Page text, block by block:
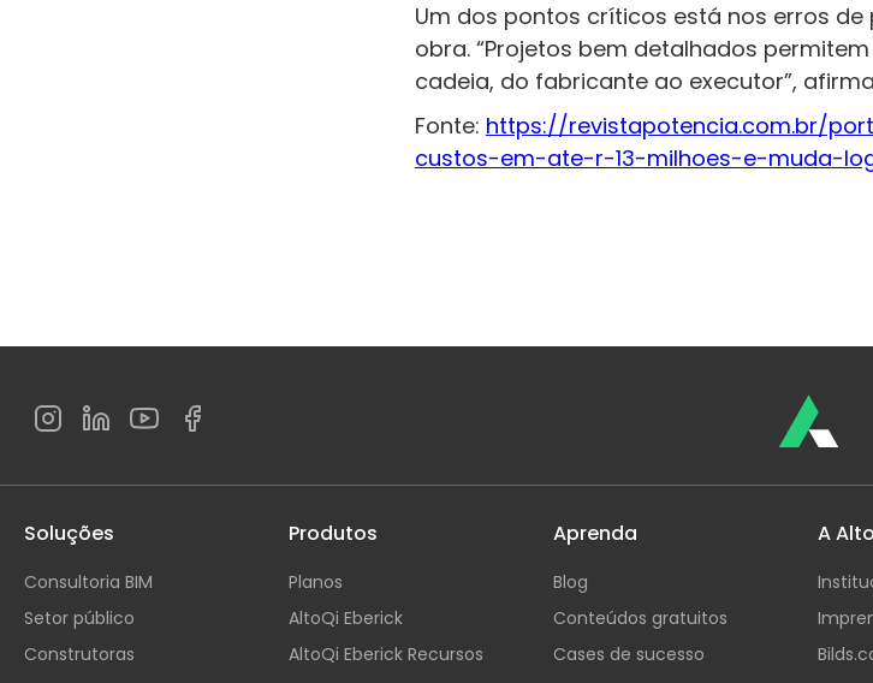
Um dos pontos críticos está nos erros
obra. “Projetos bem detalhados
cadeia, do fabricante ao executor”,
Fonte: https://revistapotencia.com.br/
custos-em-ate-r-13-milhoes-e-muda-
Soluções
Consultoria BIM
Setor público
Construtoras
Produtos
Planos
AltoQi Eberick
AltoQi Eberick Recursos
Aprenda
Blog
Conteúdos gratuitos
Cases de sucesso
A